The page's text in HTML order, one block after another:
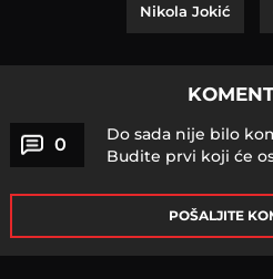
Nikola Jokić
0
Do sada nije bilo
Budite prvi koji će
POŠALJITE